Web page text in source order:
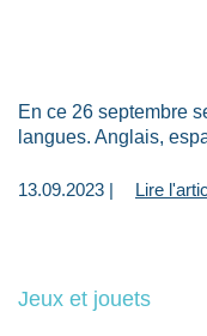
En ce 26 septembre
langues. Anglais,
13.09.2023 | Lire
Jeux et jouets